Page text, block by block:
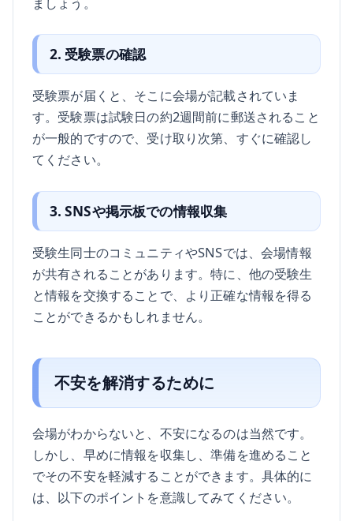
2. 受験票の確認
受験票が届くと、そこに会場が記載されていま
す。受験票は試験日の約2週間前に郵送されること
が一般的ですので、受け取り次第、すぐに確認し
てください。
3. SNSや掲示板での情報収集
受験生同士のコミュニティやSNSでは、会場情報
が共有されることがあります。特に、他の受験生
と情報を交換することで、より正確な情報を得る
ことができるかもしれません。
不安を解消するために
会場がわからないと、不安になるのは当然です。
しかし、早めに情報を収集し、準備を進めること
でその不安を軽減することができます。具体的に
は、以下のポイントを意識してみてください。